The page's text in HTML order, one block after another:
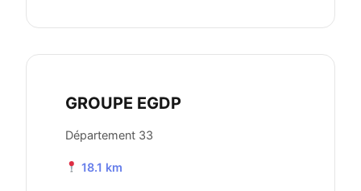
GROUPE EGDP
Département 33
18.1 km